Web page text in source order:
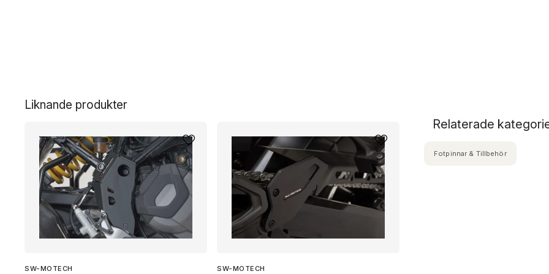
Liknande produkter
SW-MOTECH SW-MOTECH
Relaterade
Fotpinnar & Tillbehör